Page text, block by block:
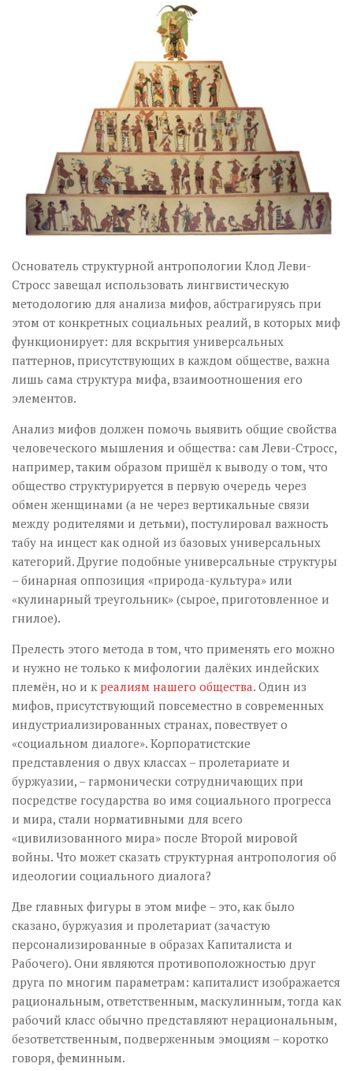
Inter/antinational
Основатель структурной антропологии Клод Леви-
Стросс завещал использовать лингвистическую
методологию для анализа мифов, абстрагируясь при
этом от конкретных социальных реалий, в которых миф
функционирует: для вскрытия универсальных
паттернов, присутствующих в каждом обществе, важна
лишь сама структура мифа, взаимоотношения его
элементов.
Анализ мифов должен помочь выявить общие свойства
человеческого мышления и общества: сам Леви-Стросс,
например, таким образом пришёл к выводу о том, что
общество структурируется в первую очередь через
обмен женщинами (а не через вертикальные связи
между родителями и детьми), постулировал важность
табу на инцест как одной из базовых универсальных
категорий. Другие подобные универсальные структуры
– бинарная оппозиция «природа-культура» или
«кулинарный треугольник» (сырое, приготовленное и
гнилое).
Прелесть этого метода в том, что применять его можно
и нужно не только к мифологии далёких индейских
племён, но и к реалиям нашего общества. Один из
мифов, присутствующий повсеместно в современных
индустриализированных странах, повествует о
«социальном диалоге». Корпоратистские
представления о двух классах – пролетариате и
буржуазии, – гармонически сотрудничающих при
посредстве государства во имя социального прогресса
и мира, стали нормативными для всего
«цивилизованного мира» после Второй мировой
войны. Что может сказать структурная антропология об
идеологии социального диалога?
Две главных фигуры в этом мифе – это, как было
сказано, буржуазия и пролетариат (зачастую
персонализированные в образах Капиталиста и
Рабочего). Они являются противоположностью друг
друга по многим параметрам: капиталист изображается
рациональным, ответственным, маскулинным, тогда как
рабочий класс обычно представляют нерациональным,
безответственным, подверженным эмоциям – коротко
говоря, феминным.